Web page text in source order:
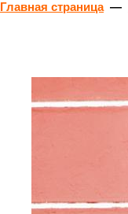
Главная страница—